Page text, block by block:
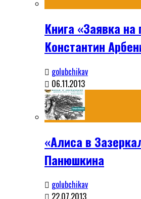
Книга «Заявка на
Константин
golubchikav
06.11.2013
«Алиса в
Панюшкина
golubchikav